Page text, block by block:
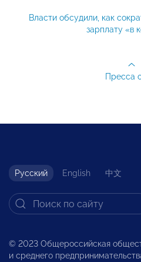
Власти обсудили, как
зарплату «в
Пресса
Русский English 中文
© 2023 Общероссийская
и среднего